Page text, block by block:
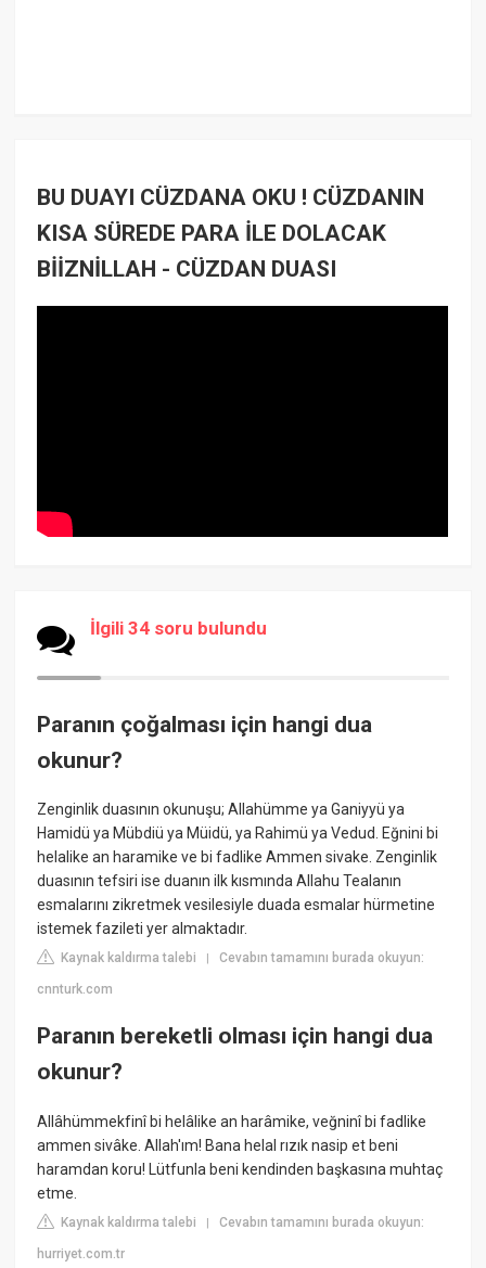
BU DUAYI CÜZDANA OKU ! CÜZDANIN
KISA SÜREDE PARA İLE DOLACAK
BİİZNİLLAH - CÜZDAN DUASI
İlgili 34 soru bulundu
Paranın çoğalması için hangi dua
okunur?
Zenginlik duasının okunuşu; Allahümme ya Ganiyyü ya
Hamidü ya Mübdiü ya Müidü, ya Rahimü ya Vedud. Eğnini bi
helalike an haramike ve bi fadlike Ammen sivake. Zenginlik
duasının tefsiri ise duanın ilk kısmında Allahu Tealanın
esmalarını zikretmek vesilesiyle duada esmalar hürmetine
istemek fazileti yer almaktadır.
Kaynak kaldırma talebi |Cevabın tamamını burada okuyun:
cnnturk.com
Paranın bereketli olması için hangi dua
okunur?
Allâhümmekfinî bi helâlike an harâmike, veğninî bi fadlike
ammen sivâke. Allah'ım! Bana helal rızık nasip et beni
haramdan koru! Lütfunla beni kendinden başkasına muhtaç
etme.
Kaynak kaldırma talebi |Cevabın tamamını burada okuyun:
hurriyet.com.tr